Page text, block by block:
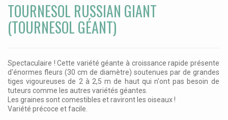
TOURNESOL RUSSIAN GIANT
(TOURNESOL GÉANT)
Spectaculaire ! Cette variété géante à croissance rapide présente
d'énormes fleurs (30 cm de diamètre) soutenues par de grandes
tiges vigoureuses de 2 à 2,5 m de haut qui n'ont pas besoin de
tuteurs comme les autres variétés géantes.
Les graines sont comestibles et raviront les oiseaux !
Variété précoce et facile.